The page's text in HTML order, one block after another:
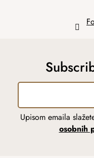
Upisom emaila
osobnih